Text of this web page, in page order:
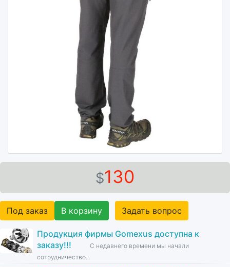
$130
Под заказ В корзину Задать вопрос
Продукция фирмы Gomexus доступна к
заказу!!!
С недавнего времени мы начали
сотрудничество...